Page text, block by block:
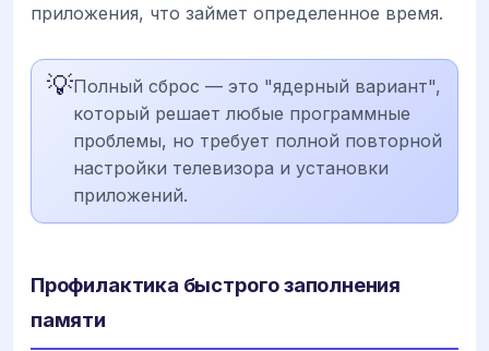
приложения, что займет определенное время.
💡Полный сброс — это "ядерный вариант",
который решает любые программные
проблемы, но требует полной повторной
настройки телевизора и установки
приложений.
Профилактика быстрого заполнения
памяти